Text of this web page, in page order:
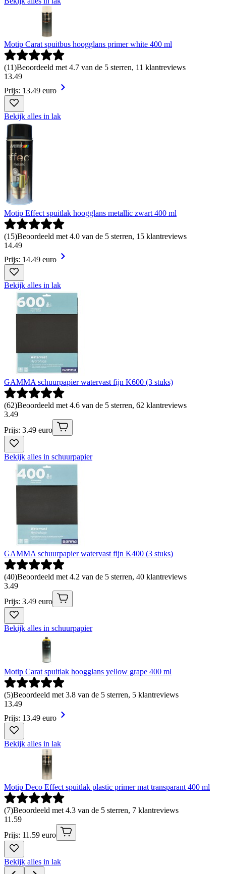
Motip Carat spuitbus hoogglans primer white 400 ml
(11)Beoordeeld met 4.7 van de 5 sterren, 11 klantreviews
13.49
Prijs: 13.49 euro
Bekijk alles in lak
Motip Effect spuitlak hoogglans metallic zwart 400 ml
(15)Beoordeeld met 4.0 van de 5 sterren, 15 klantreviews
14.49
Prijs: 14.49 euro
Bekijk alles in lak
GAMMA schuurpapier watervast fijn K600 (3 stuks)
(62)Beoordeeld met 4.6 van de 5 sterren, 62 klantreviews
3.49
Prijs: 3.49 euro
Bekijk alles in schuurpapier
GAMMA schuurpapier watervast fijn K400 (3 stuks)
(40)Beoordeeld met 4.2 van de 5 sterren, 40 klantreviews
3.49
Prijs: 3.49 euro
Bekijk alles in schuurpapier
Motip Carat spuitlak hoogglans yellow grape 400 ml
(5)Beoordeeld met 3.8 van de 5 sterren, 5 klantreviews
13.49
Prijs: 13.49 euro
Bekijk alles in lak
Motip Deco Effect spuitlak plastic primer mat transparant 400 ml
(7)Beoordeeld met 4.3 van de 5 sterren, 7 klantreviews
11 .59
Prijs: 11.59 euro
Bekijk alles in lak